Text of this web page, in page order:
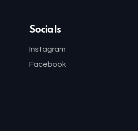
Socials
Instagram
Facebook